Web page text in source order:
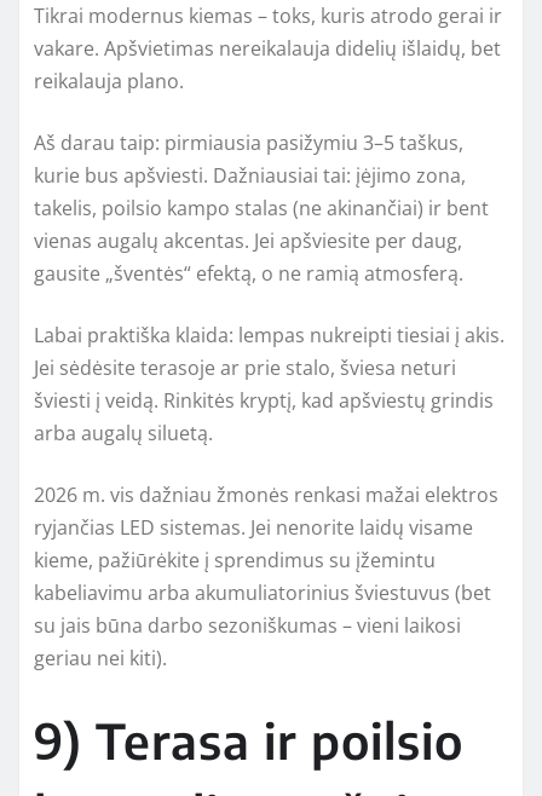
Tikrai modernus kiemas – toks, kuris atrodo gerai ir
vakare. Apšvietimas nereikalauja didelių išlaidų, bet
reikalauja plano.
Aš darau taip: pirmiausia pasižymiu 3–5 taškus,
kurie bus apšviesti. Dažniausiai tai: įėjimo zona,
takelis, poilsio kampo stalas (ne akinančiai) ir bent
vienas augalų akcentas. Jei apšviesite per daug,
gausite „šventės“ efektą, o ne ramią atmosferą.
Labai praktiška klaida: lempas nukreipti tiesiai į akis.
Jei sėdėsite terasoje ar prie stalo, šviesa neturi
šviesti į veidą. Rinkitės kryptį, kad apšviestų grindis
arba augalų siluetą.
2026 m. vis dažniau žmonės renkasi mažai elektros
ryjančias LED sistemas. Jei nenorite laidų visame
kieme, pažiūrėkite į sprendimus su įžemintu
kabeliavimu arba akumuliatorinius šviestuvus (bet
su jais būna darbo sezoniškumas – vieni laikosi
geriau nei kiti).
9) Terasa ir poilsio